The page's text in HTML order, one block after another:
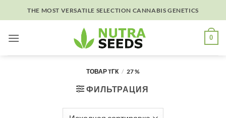
to
THE MOST VERSATILE SELECTION CANNABIS GENETICS
0
ТОВАР TГК / 27 %
ФИЛЬТРАЦИЯ